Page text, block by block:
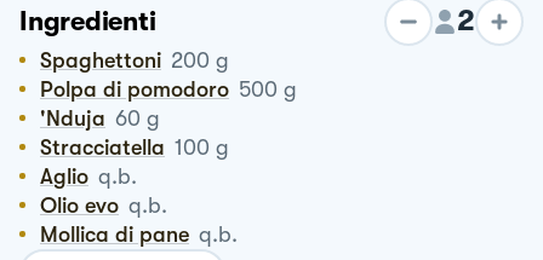
Ingredienti 2
Spaghettoni 200 g
Polpa di pomodoro 500 g
'nduja 60 g
Stracciatella 100 g
Aglio q.b.
Olio evo q.b.
Mollica di pane q.b.